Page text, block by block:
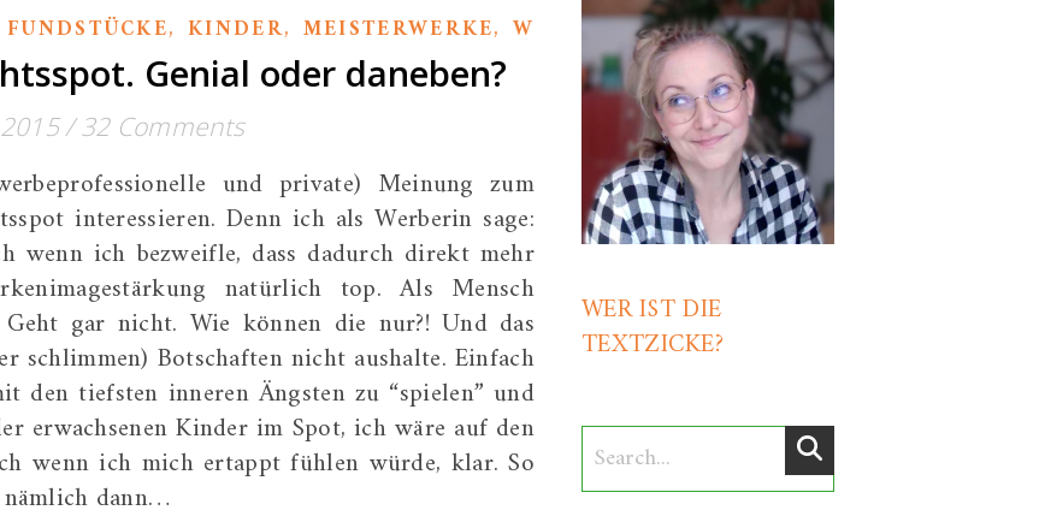
FUNDSTÜCKE, KINDER, MEISTERWERKE,WERBUNG,WICHTIGES
Genial oder daneben?
/ 32 Comments
und private) Meinung zum
interessieren. Denn ich als Werberin sage:
wenn ich bezweifle, dass dadurch direkt mehr
natürlich top. Als Mensch
gar nicht. Wie können die nur?! Und das
schlimmen) Botschaften nicht aushalte. Einfach
den tiefsten inneren Ängsten zu “spielen” und
erwachsenen Kinder im Spot, ich wäre auf den
wenn ich mich ertappt fühlen würde, klar. So
dann…
WER IST DIE
TEXTZICKE?